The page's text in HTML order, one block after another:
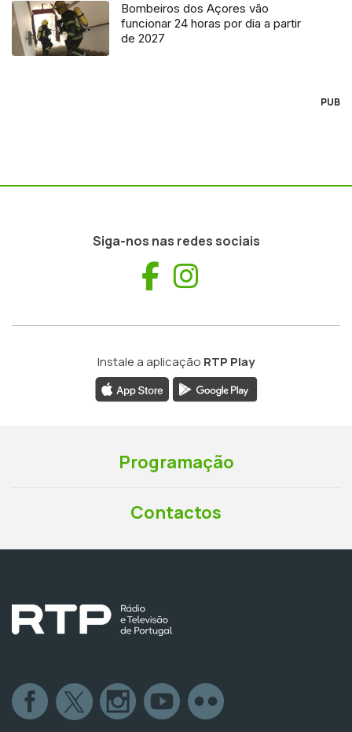
Bombeiros dos Açores vão
funcionar 24 horas por dia a partir
de 2027
PUB
Siga-nos nas redes sociais
Facebook
Instale a aplicação RTP Play
Programação
Contactos